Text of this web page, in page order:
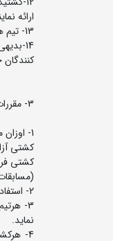
ارائه
13- تیم ها باید مبلغ کل قرارداد را در سه قسط پرداخت نمایند و اسناد مربوطه را به طور شفاف و قانونی تنظیم در صورت لزوم ارائه نمایند.
14-
3- مقررات فنی و وزن کشی مسابقات:
1- اوزان مسابقات لیگ برتر:
کشتی آزاد : 52 تا 57 – 61 – 65 – 70 – 74 – 79 – 86 –
کشتی فرنگی : 50 تا 55 – 60 – 63 – 67 – 72 –
(مسابقات با 2 کیلو گرم ارفاق
2- استفاده از یک کشتی گیر در 2 وزن در هر مسابقه ممنوع است.
نماید.